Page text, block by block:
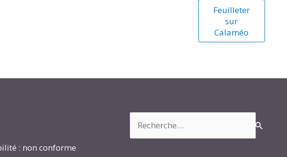
Feuilleter
sur
Calaméo
: non conforme